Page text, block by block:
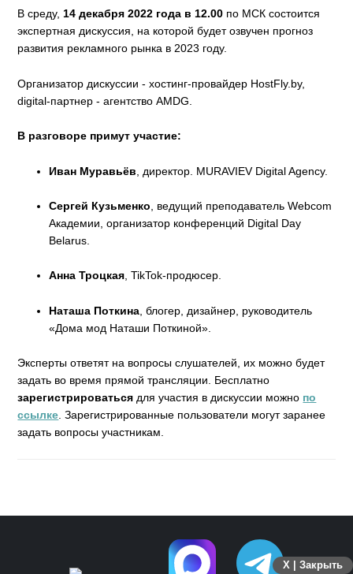
В среду,14 декабря 2022 года в 12.00 по МСК состоится
экспертная дискуссия, на которой будет озвучен прогноз
развития рекламного рынка в 2023 году.
Организатор дискуссии - хостинг-провайдер HostFly.by,
digital-партнер - агентство AMDG.
В разговоре примут участие:
Иван Муравьёв , директор. MURAVIEV Digital Agency.
Сергей Кузьменко , ведущий преподаватель Webcom
Академии, организатор конференций Digital Day
Belarus.
Анна Троцкая, TikTok-продюсер.
Наташа Поткина , блогер, дизайнер, руководитель
«Дома мод Наташи Поткиной».
Эксперты ответят на вопросы слушателей, их можно будет
задать во время прямой трансляции. Бесплатно
зарегистрироваться для участия в дискуссии можно по
ссылке . Зарегистрированные пользователи могут заранее
задать вопросы участникам.
X | Закрыть